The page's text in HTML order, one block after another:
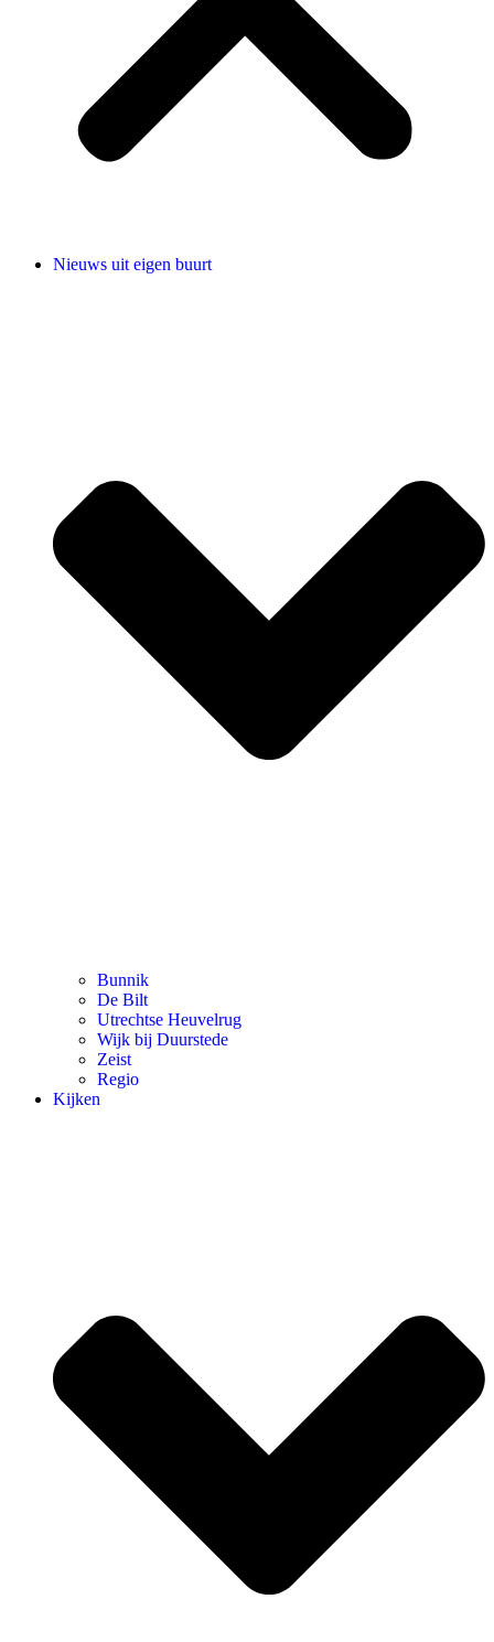
Nieuws uit eigen buurt
Bunnik
De Bilt
Utrechtse Heuvelrug
Wijk bij Duurstede
Zeist
Regio
Kijken